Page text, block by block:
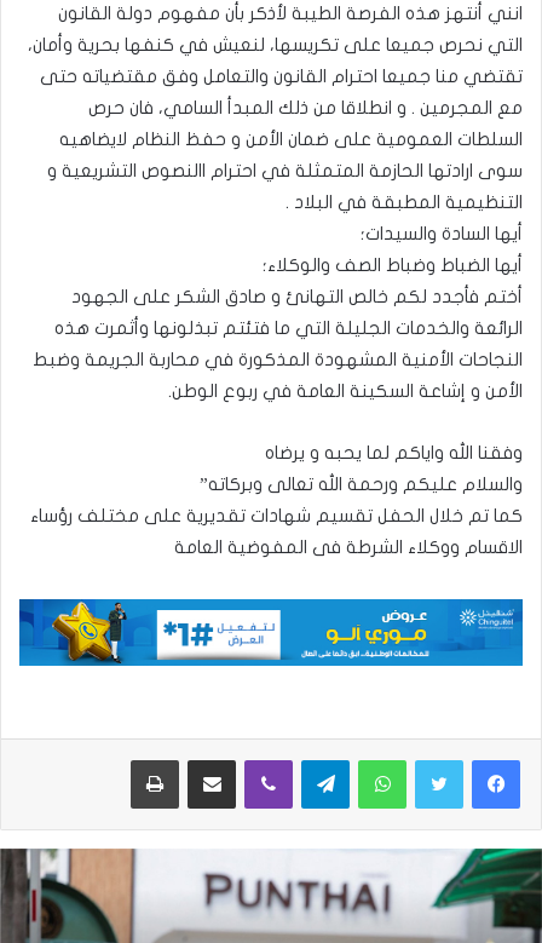
انني أنتهز هذه الفرصة الطيبة لأذكر بأن مفهوم دولة القانون
التي نحرص جميعا على تكريسها، لنعيش في كنفها بحرية وأمان،
تقتضي منا جميعا احترام القانون والتعامل وفق مقتضياته حتى
مع المجرمين . و انطلاقا من ذلك المبدأ السامي، فان حرص
السلطات العمومية على ضمان الأمن و حفظ النظام لايضاهيه
سوى ارادتها الحازمة المتمثلة في احترام االنصوص التشريعية و
التنظيمية المطبقة في البلاد .
أيها السادة والسيدات؛
أيها الضباط وضباط الصف والوكلاء؛
أختم فأجدد لكم خالص التهانئ و صادق الشكر على الجهود
الرائعة والخدمات الجليلة التي ما فتئتم تبذلونها وأثمرت هذه
النجاحات الأمنية المشهودة المذكورة في محاربة الجريمة وضبط
الأمن و إشاعة السكينة العامة في ربوع الوطن.
وفقنا الله واياكم لما يحبه و يرضاه
والسلام عليكم ورحمة الله تعالى وبركاته”
كما تم خلال الحفل تقسيم شهادات تقديرية على مختلف رؤساء
الاقسام ووكلاء الشرطة فى المفوضية العامة
واتساب تيلقرام ڤايبر مشاركة عبر البريد طباعة